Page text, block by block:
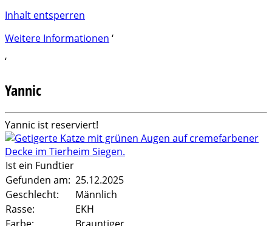
Inhalt entsperren
Weitere Informationen ‘
‘
Yannic
Yannic ist reserviert!
Ist ein Fundtier
Gefunden am: 25.12.2025
Geschlecht:
Männlich
Rasse:
EKH